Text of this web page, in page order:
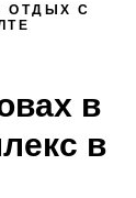
ОТДЫХ С
в
в